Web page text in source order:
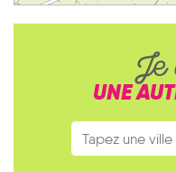
Je
UNE